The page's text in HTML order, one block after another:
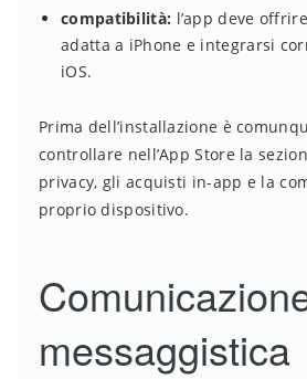
compatibilità: l’app deve
adatta a iPhone e integrarsi
iOS.
Prima dell’installazione è
controllare nell’App Store la
privacy, gli acquisti in-app e la
proprio dispositivo.
messaggistica